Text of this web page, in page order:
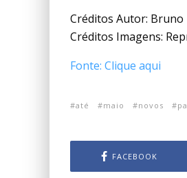
Créditos Autor: Bruno
Créditos Imagens:
Fonte: Clique aqui
até maio novos
FACEBOOK